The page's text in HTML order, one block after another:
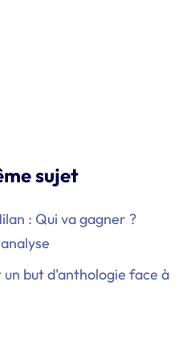
sujet
: Qui va gagner ?
but d'anthologie face à